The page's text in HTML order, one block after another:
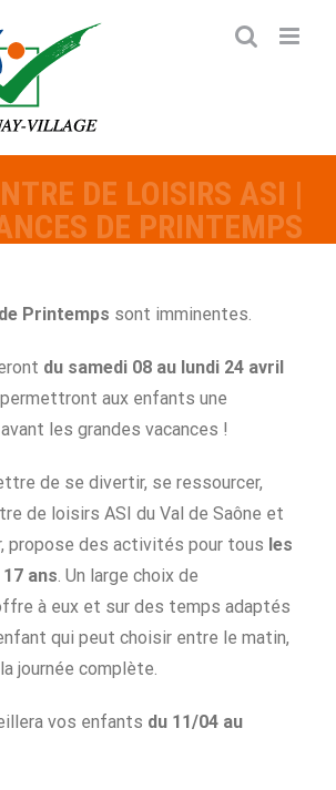
DE LOISIRS ASI |
DE PRINTEMPS
Printemps sont imminentes.
du samedi 08 au lundi 24 avril
aux enfants une
les grandes vacances !
de se divertir, se ressourcer,
de loisirs ASI du Val de Saône et
propose des activités pour tous les
ans. Un large choix de
à eux et sur des temps adaptés
qui peut choisir entre le matin,
journée complète.
vos enfants du 11/04 au